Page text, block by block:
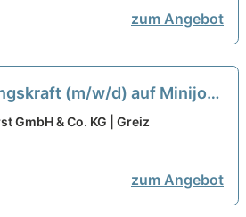
zum Angebot
(m/w/d) auf Minijob-
Std. / Tag
neu
GmbH & Co. KG | Greiz
zum Angebot